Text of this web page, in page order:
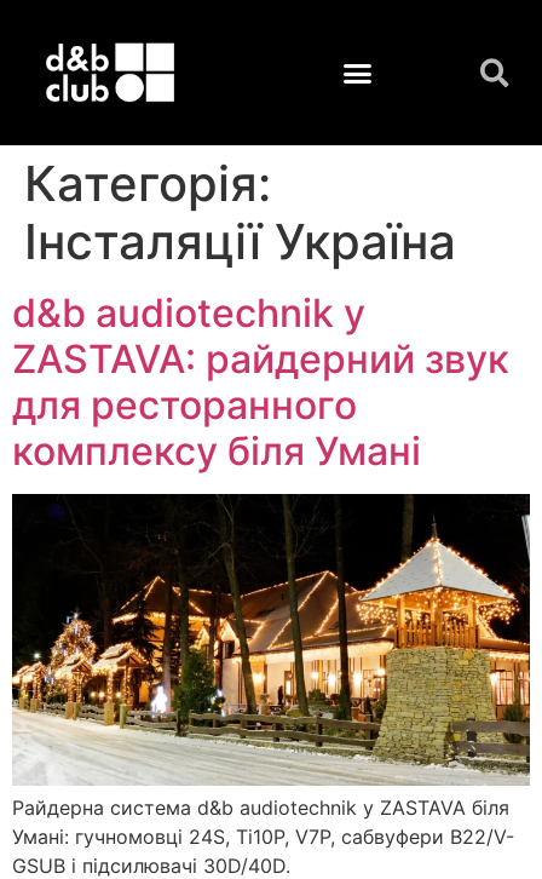
Категорія:
Інсталяції Україна
d&b audiotechnik у
ZASTAVA: райдерний звук
для ресторанного
комплексу біля Умані
Райдерна система d&b audiotechnik у ZASTAVA біля
Умані: гучномовці 24S, Ti10P, V7P, сабвуфери B22/V-
GSUB і підсилювачі 30D/40D.